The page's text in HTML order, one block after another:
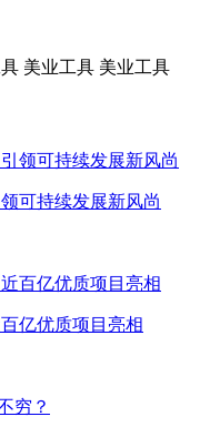
美业工具 美业工具
可持续发展新风尚
亿优质项目亮相